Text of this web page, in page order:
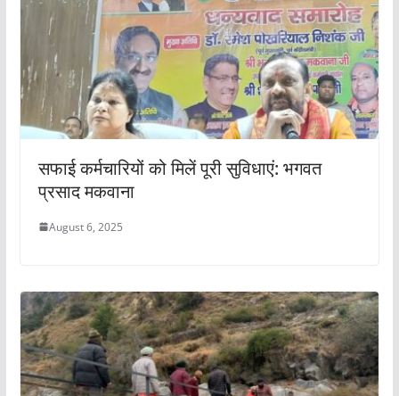
सफाई कर्मचारियों को मिलें पूरी सुविधाएं: भगवत
प्रसाद मकवाना
August 6, 2025